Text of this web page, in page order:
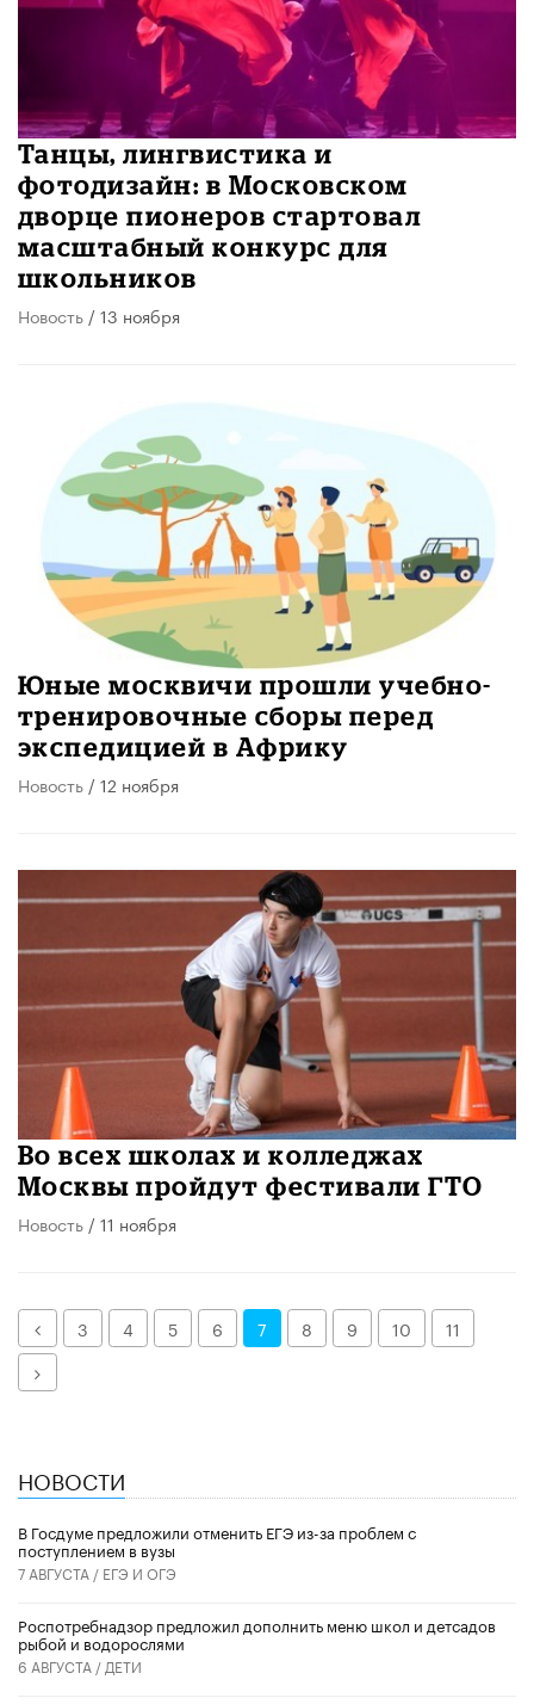
Танцы, лингвистика и
фотодизайн: в Московском
дворце пионеров стартовал
масштабный конкурс для
школьников
Новость / 13 ноября
Юные москвичи прошли учебно-
тренировочные сборы перед
экспедицией в Африку
Новость / 12 ноября
Во всех школах и колледжах
Москвы пройдут фестивали ГТО
Новость / 11 ноября
Назад
3 4 5 6 7 8 9 10
11
Далее
НОВОСТИ
В Госдуме предложили отменить ЕГЭ из-за проблем с
поступлением в вузы
7 АВГУСТА / ЕГЭ И ОГЭ
Роспотребнадзор предложил дополнить меню школ и детсадов
рыбой и водорослями
6 АВГУСТА / ДЕТИ